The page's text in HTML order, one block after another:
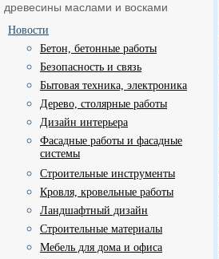
древесины маслами и восками
Новости
Бетон, бетонные работы
Безопасность и связь
Бытовая техника, электроника
Дерево, столярные работы
Дизайн интерьера
Фасадные работы и фасадные
системы
Строительные инструменты
Кровля, кровельные работы
Ландшафтный дизайн
Строительные материалы
Мебель для дома и офиса